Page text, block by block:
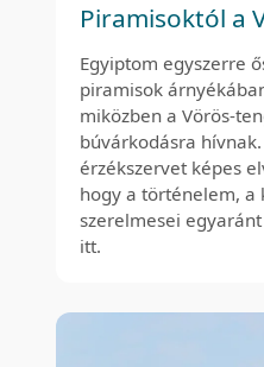
Piramisoktól a
Egyiptom egyszerre
piramisok
miközben a Vörös-
búvárkodásra
érzékszervet képes
hogy a történelem, a
szerelmesei
itt.